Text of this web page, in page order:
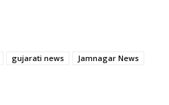
gujarati news
Jamnagar News